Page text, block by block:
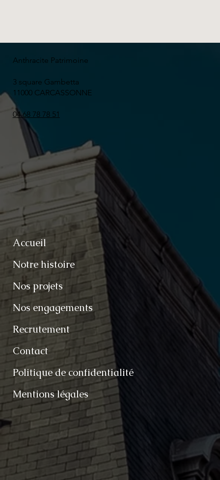
Anthracite Patrimoine
3 square Gambetta
11000 CARCASSONNE
04 68 78 78 51
Accueil
Notre histoire
Nos projets
Nos engagements
Recrutement
Contact
Politique de confidentialité
Mentions légales